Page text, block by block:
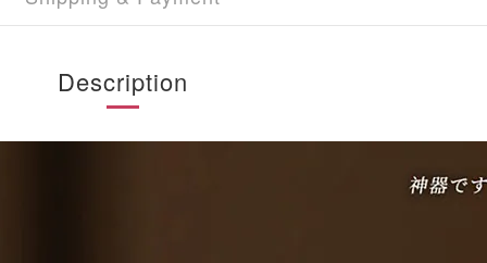
Description